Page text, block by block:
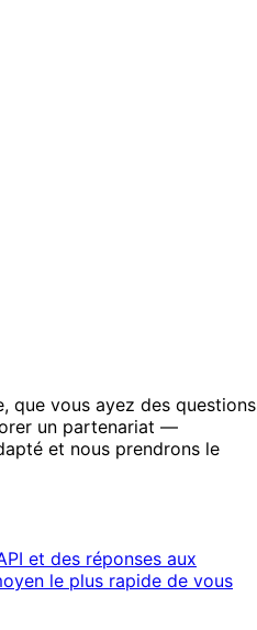
que vous ayez des questions
un partenariat —
et nous prendrons le
et des réponses aux
le plus rapide de vous